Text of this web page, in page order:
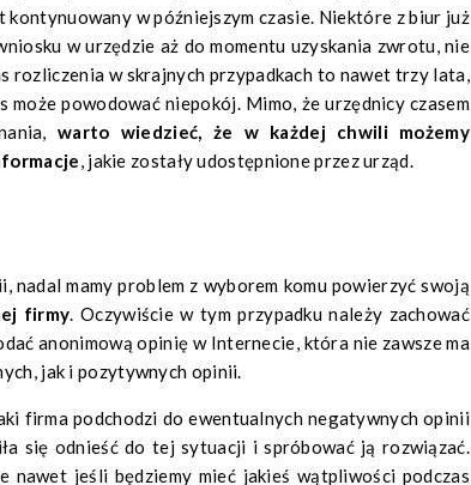
w późniejszym czasie. Niektóre z biur już
w urzędzie aż do momentu uzyskania zwrotu, nie
rozliczenia w skrajnych przypadkach to nawet trzy lata,
powodować niepokój. Mimo, że urzędnicy czasem
warto wiedzieć, że w każdej chwili możemy
, jakie zostały udostępnione przez urząd.
mamy problem z wyborem komu powierzyć swoją
firmy. Oczywiście w tym przypadku należy zachować
anonimową opinię w Internecie, która nie zawsze ma
jak i pozytywnych opinii.
firma podchodzi do ewentualnych negatywnych opinii
się odnieść do tej sytuacji i spróbować ją rozwiązać.
nawet jeśli będziemy mieć jakieś wątpliwości podczas